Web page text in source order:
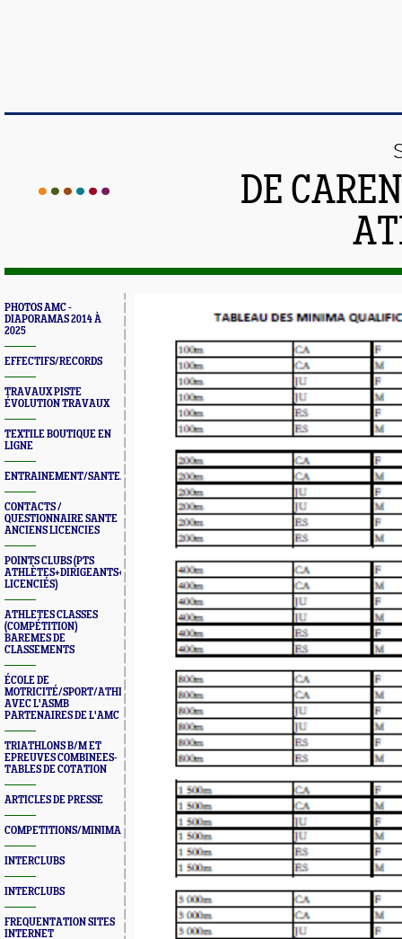
DE
PHOTOS AMC -
DIAPORAMAS 2014 À
2025
EFFECTIFS/RECORDS
TRAVAUX PISTE
ÉVOLUTION TRAVAUX
TEXTILE BOUTIQUE EN
LIGNE
ENTRAINEMENT/SANTE/JURYS/FORMATIONS
CONTACTS /
QUESTIONNAIRE SANTE
ANCIENS LICENCIES
POINTS CLUBS (PTS
ATHLÈTES+DIRIGEANTS+BONUS
LICENCIÉS)
ATHLETES CLASSES
(COMPÉTITION)
BAREMES DE
CLASSEMENTS
ÉCOLE DE
MOTRICITÉ/SPORT/ATHLÉ
AVEC L'ASMB
PARTENAIRES DE L'AMC
TRIATHLONS B/M ET
EPREUVES COMBINEES-
TABLES DE COTATION
ARTICLES DE PRESSE
COMPETITIONS/MINIMAS/MEETINGS/ENGAGES
INTERCLUBS
INTERCLUBS
FREQUENTATION SITES
INTERNET